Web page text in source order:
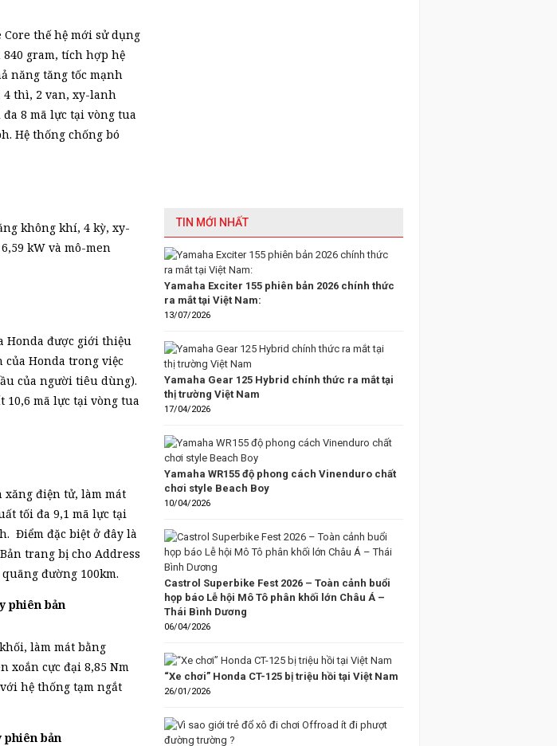
thế hệ mới sử dụng
gram, tích hợp hệ
năng tăng tốc mạnh
4 thì, 2 van, xy-lanh
8 mã lực tại vòng tua
Hệ thống chống bó
không khí, 4 kỳ, xy-
kW và mô-men
Honda được giới thiệu
Honda trong việc
của người tiêu dùng).
mã lực tại vòng tua
xăng điện tử, làm mát
tối đa 9,1 mã lực tại
Điểm đặc biệt ở đây là
trang bị cho Address
đường 100km.
phiên bản
làm mát bằng
xoắn cực đại 8,85 Nm
hệ thống tạm ngắt
phiên bản
TIN MỚI NHẤT
Yamaha Exciter 155 phiên bản 2026 chính thức
ra mắt tại Việt Nam:
13/07/2026
Yamaha Gear 125 Hybrid chính thức ra mắt tại
thị trường Việt Nam
17/04/2026
Yamaha WR155 độ phong cách Vinenduro chất
chơi style Beach Boy
10/04/2026
Castrol Superbike Fest 2026 – Toàn cảnh buổi
họp báo Lễ hội Mô Tô phân khối lớn Châu Á –
Thái Bình Dương
06/04/2026
“Xe chơi” Honda CT-125 bị triệu hồi tại Việt Nam
26/01/2026